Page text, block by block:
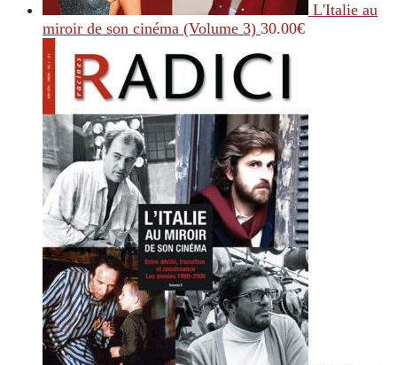
L'Italie au
miroir de son cinéma (Volume 3) 30.00€